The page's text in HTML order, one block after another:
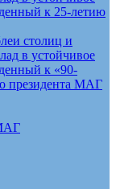
к 25-летию
столиц и
в устойчивое
к «90-
президента МАГ